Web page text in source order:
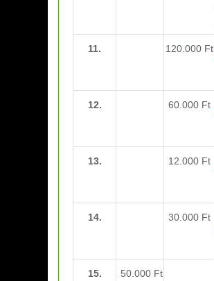
11. 120.000 Ft
12. 60.000 Ft
13. 12.000 Ft
14. 30.000 Ft
15. 50.000 Ft